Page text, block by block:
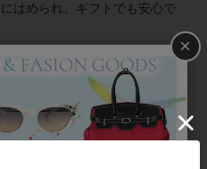
はめられ、ギフトでも安心で
×